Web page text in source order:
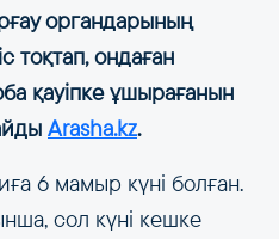
органдарының
тоқтап, ондаған
қауіпке ұшырағанын
Arasha.kz.
6 мамыр күні болған.
сол күні кешке